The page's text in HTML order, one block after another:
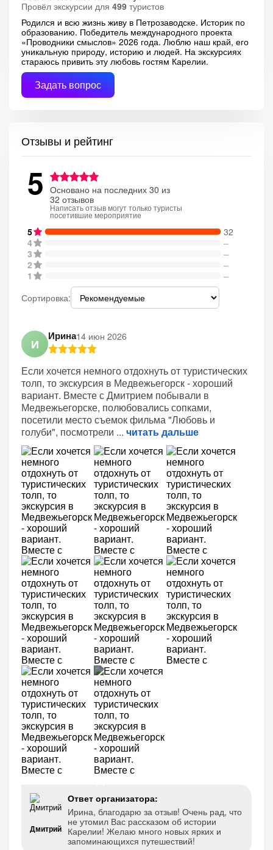
Провёл экскурсии для 499 туристов
Родился и всю жизнь живу в Петрозаводске. Историк по
образованию. Победитель международного проекта
«Проводники смыслов» 2026 года. Люблю наш край, его
уникальную природу, историю и людей. На экскурсиях
стараюсь привить эту любовь гостям Карелии.
Задать вопрос
Отзывы и рейтинг
5 Основано на последних 30 из
32 отзывов
Написать отзыв могут только туристы
посетившие мероприятие
5
32
4
–
3
–
2
–
1
–
Сортировка:
И
Ирина14 июн 2026
Если хочется немного отдохнуть от туристических
толп, то экскурсия в Медвежьегорск - хороший
вариант. Вместе с Дмитрием побывали в
Медвежьегорске, полюбовались сопками,
посетили место съемок фильма "Любовь и
голуби", посмотрели
читать дальше
Дмитрий
Ответ организатора:
Ирина, благодарю за отзыв! Очень рад, что
не утомил Вас рассказом об истории
Карелии! Желаю много новых ярких и
запоминающихся путешествий!